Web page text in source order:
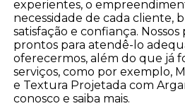
experientes, o
necessidade de cada cliente,
satisfação e confiança. Nossos
prontos para atendê-lo
oferecermos, além do que já
serviços, como por exemplo,
e Textura Projetada com
conosco e saiba mais.